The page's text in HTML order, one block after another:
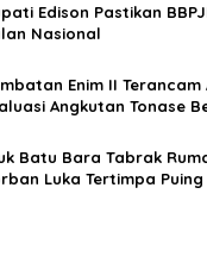
Edison Pastikan
Nasional
Enim II Terancam
Angkutan Tonase
Batu Bara Tabrak
Luka Tertimpa